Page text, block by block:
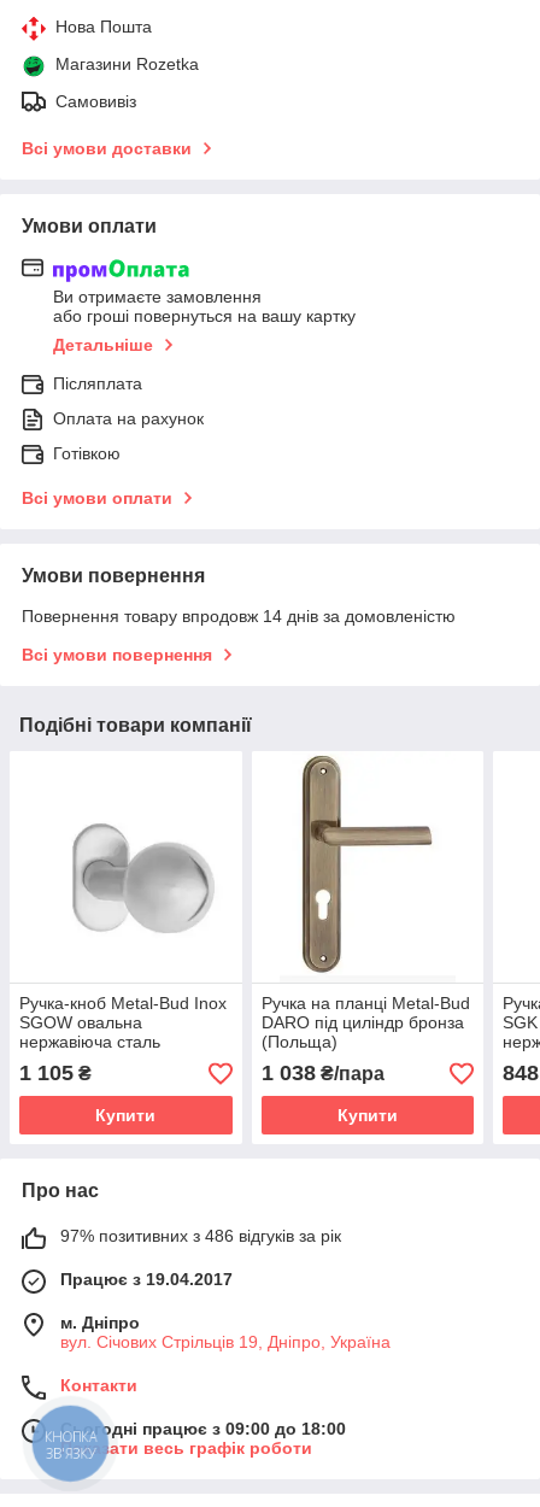
Нова Пошта
Магазини Rozetka
Самовивіз
Всі умови доставки
Умови оплати
Ви отримаєте замовлення
або гроші повернуться на вашу картку
Детальніше
Післяплата
Оплата на рахунок
Готівкою
Всі умови оплати
Умови повернення
Повернення товару впродовж 14 днів за домовленістю
Всі умови повернення
Подібні товари компанії
Ручка-кноб Metal-Bud Inox
SGOW овальна
нержавіюча сталь
(Польща)
1 105 ₴
Купити
Ручка на планці Metal-Bud
DARO під циліндр бронза
(Польща)
1 038₴/пара
Купити
848
Про нас
97% позитивних з 486 відгуків за рік
Працює з 19.04.2017
м. Дніпро
вул. Січових Стрільців 19, Дніпро, Україна
Контакти
Сьогодні працює з 09:00 до 18:00
Показати весь графік роботи
КНОПКА
ЗВ'ЯЗКУ